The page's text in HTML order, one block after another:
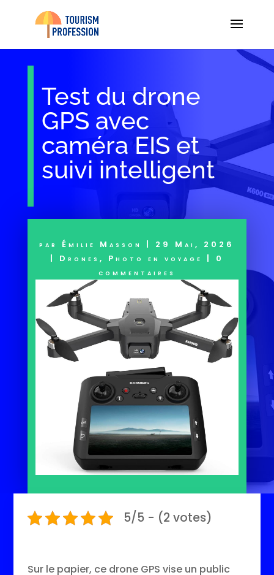
Test du drone
GPS avec
caméra EIS et
suivi intelligent
par Émilie Masson | 29 Mai, 2026
| Drones , Photo en voyage | 0
commentaires
5/5 - (2 votes)
Sur le papier, ce drone GPS vise un public